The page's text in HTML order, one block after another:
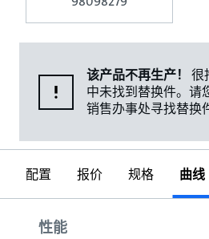
该产品不再生产！
很
中未找到替换件。请
销售办事处寻找替换
配置 报价 规格 曲线
性能